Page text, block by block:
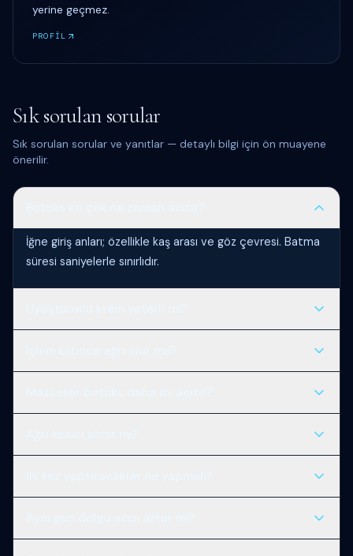
yerine geçmez.
PROFİL
Sık sorulan sorular
Sık sorulan sorular ve yanıtlar — detaylı bilgi için ön muayene
önerilir.
İğne giriş anları; özellikle kaş arası ve göz çevresi. Batma
süresi saniyelerle sınırlıdır.